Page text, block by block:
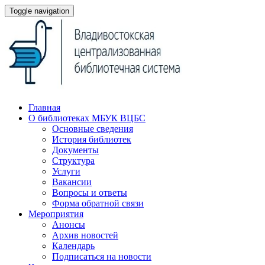
Toggle navigation
Главная
О библиотеках МБУК ВЦБС
Основные сведения
История библиотек
Документы
Структура
Услуги
Вакансии
Вопросы и ответы
Форма обратной связи
Мероприятия
Анонсы
Архив новостей
Календарь
Подписаться на новости